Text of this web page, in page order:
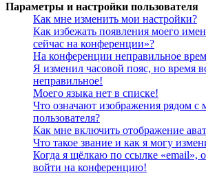
Параметры и настройки пользователя
Как мне изменить мои настройки?
Как избежать появления моего
сейчас на конференции»?
На конференции неправильное
Я изменил часовой пояс, но время
неправильное!
Моего языка нет в списке!
Что означают изображения рядом
пользователя?
Как мне включить отображение
Что такое звание и как я могу
Когда я щёлкаю по ссылке «email»,
войти на конференцию!